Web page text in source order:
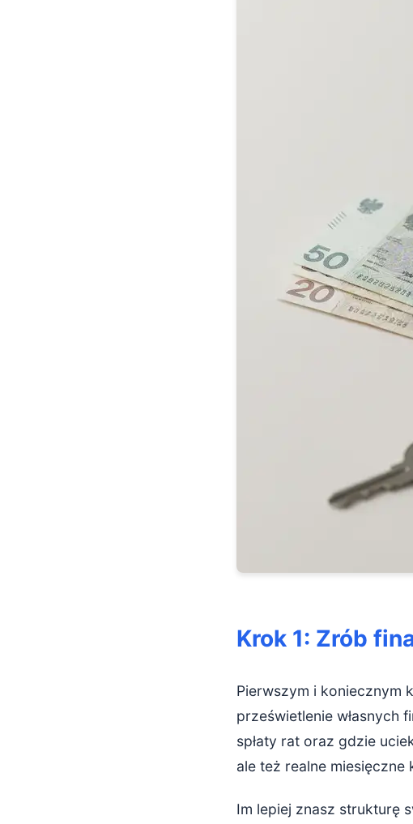
Krok 1: Zrób
Pierwszym i koniecznym
prześwietlenie własnych
spłaty rat oraz gdzie
ale też realne miesięczne
Im lepiej znasz strukturę